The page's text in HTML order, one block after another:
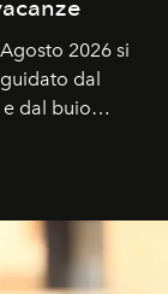
2026 si
dal
dal buio